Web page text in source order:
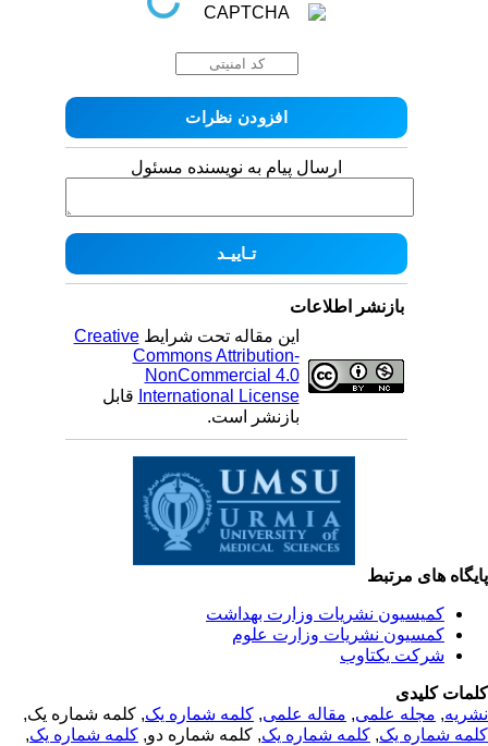
ارسال پیام به نویسنده مسئول
بازنشر اطلاعات
این مقاله تحت شرایطCreative
Commons Attribution-
NonCommercial 4.0
International Licenseقابل
بازنشر است.
های مرتبط
کمیسیون نشریات وزارت بهداشت
کمسیون نشریات وزارت علوم
شرکت یکتاوب
کلیدی
,مجله علمی, مقاله علمی, کلمه شماره یک, کلمه شماره یک,
شماره یک,کلمه شماره یک, کلمه شماره دو,کلمه شماره یک,